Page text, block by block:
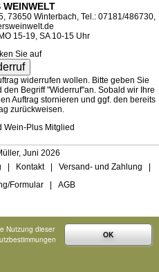
OK
Nutzung dieser
WEINWELT
73650 Winterbach, Tel.: 07181/486730,
15-19, SA 10-15 Uhr
Sie auf
widerrufen wollen. Bitte geben Sie
Begriff "Widerruf"an. Sobald wir Ihre
Auftrag stornieren und ggf. den bereits
zurückweisen.
Juni 2026
Kontakt Versand- und Zahlung
Formular
AGB